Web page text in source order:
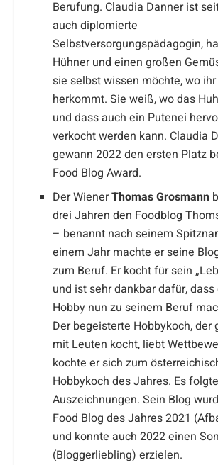
Berufung. Claudia Danner ist
auch diplomierte
Selbstversorgungspädagogin,
Hühner und einen großen
sie selbst wissen möchte, wo ihr
herkommt. Sie weiß, wo das
und dass auch ein Putenei
verkocht werden kann. Claudia
gewann 2022 den ersten Platz
Food Blog Award.
Der WienerThomas Grosmann
drei Jahren den Foodblog
– benannt nach seinem
einem Jahr machte er seine
zum Beruf. Er kocht für sein
und ist sehr dankbar dafür,
Hobby nun zu seinem Beruf
Der begeisterte Hobbykoch, der
mit Leuten kocht, liebt
kochte er sich zum
Hobbykoch des Jahres. Es
Auszeichnungen. Sein Blog
Food Blog des Jahres 2021
und konnte auch 2022 einen
(Bloggerliebling) erzielen.